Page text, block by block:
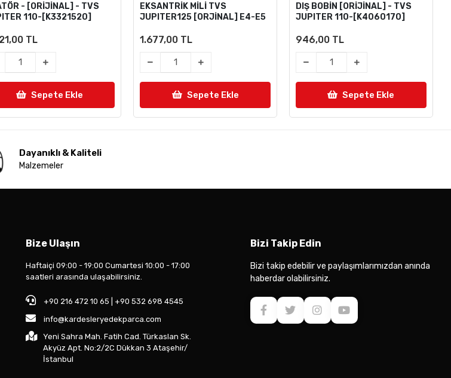
- [ORİJİNAL] - TVS
110-[K3321520]
TL
Sepete Ekle
EKSANTRİK MİLİ TVS
JUPITER125 [ORJİNAL] E4-E5
1.677,00 TL
Sepete Ekle
DIŞ BOBİN [ORİJİNAL] - TVS
JUPITER 110-[K4060170]
946,00 TL
Sepete Ekle
Dayanıklı & Kaliteli
Malzemeler
Bize Ulaşın
Haftaiçi 09:00 - 19:00 Cumartesi 10:00 - 17:00
saatleri arasında ulaşabilirsiniz.
+90 216 472 10 65 | +90 532 698 4545
info@kardesleryedekparca.com
Yeni Sahra Mah. Fatih Cad. Türkaslan Sk.
Akyüz Apt. No:2/2C Dükkan 3 Ataşehir/
İstanbul
Bizi Takip Edin
Bizi takip edebilir ve paylaşımlarımızdan anında
haberdar olabilirsiniz.